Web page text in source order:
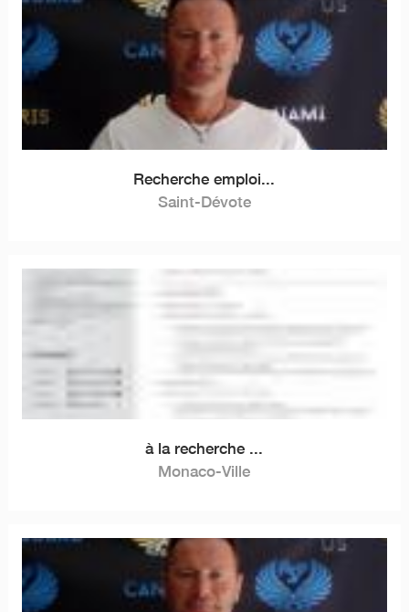
Recherche emploi...
Saint-Dévote
à la recherche ...
Monaco-Ville